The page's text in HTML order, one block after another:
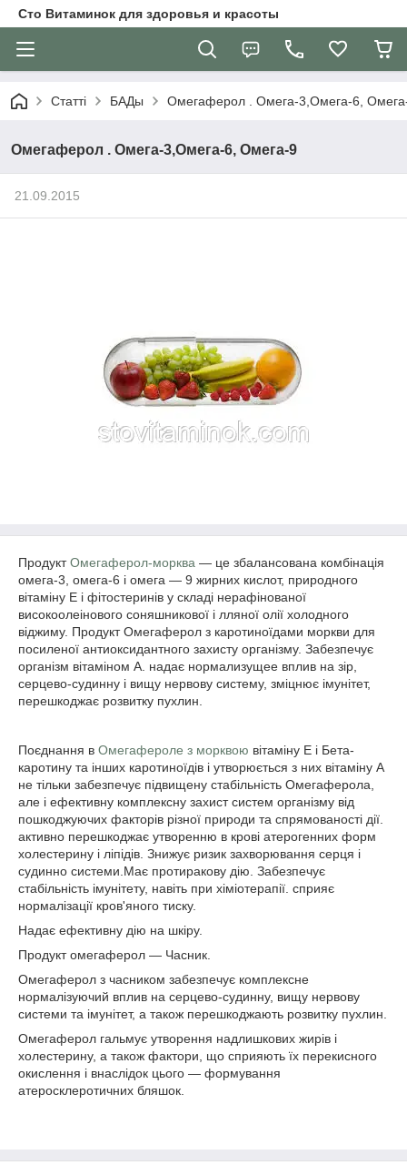
Сто Витаминок для здоровья и красоты
Статті БАДы Омегаферол . Омега-3,Омега-6,
Омегаферол . Омега-3,Омега-6, Омега-9
21.09.2015
ПродуктОмегаферол-морква ― це збалансована комбінація
омега-3, омега-6 і омега ― 9 жирних кислот, природного
вітаміну Е і фітостеринів у складі нерафінованої
високоолеінового соняшникової і лляної олії холодного
віджиму. Продукт Омегаферол з каротиноїдами моркви для
посиленої антиоксидантного захисту організму. Забезпечує
організм вітаміном А. надає нормализущее вплив на зір,
серцево-судинну і вищу нервову систему, зміцнює імунітет,
перешкоджає розвитку пухлин.
Поєднання в Омегафероле з морквою вітаміну Е і Бета-
каротину та інших каротиноїдів і утворюється з них вітаміну А
не тільки забезпечує підвищену стабільність Омегаферола,
але і ефективну комплексну захист систем організму від
пошкоджуючих факторів різної природи та спрямованості дії.
активно перешкоджає утворенню в крові атерогенних форм
холестерину і ліпідів. Знижує ризик захворювання серця і
судинно системи.Має протиракову дію. Забезпечує
стабільність імунітету, навіть при хіміотерапії. сприяє
нормалізації кров'яного тиску.
Надає ефективну дію на шкіру.
Продукт омегаферол ― Часник.
Омегаферол з часником забезпечує комплексне
нормалізуючий вплив на серцево-судинну, вищу нервову
системи та імунітет, а також перешкоджають розвитку пухлин.
Омегаферол гальмує утворення надлишкових жирів і
холестерину, а також фактори, що сприяють їх перекисного
окислення і внаслідок цього ― формування
атеросклеротичних бляшок.